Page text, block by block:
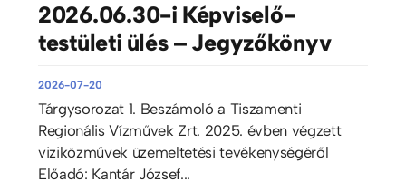
2026.06.30-i Képviselő-
testületi ülés – Jegyzőkönyv
2026-07-20
Tárgysorozat 1. Beszámoló a Tiszamenti
Regionális Vízművek Zrt. 2025. évben végzett
viziközművek üzemeltetési tevékenységéről
Előadó: Kantár József...